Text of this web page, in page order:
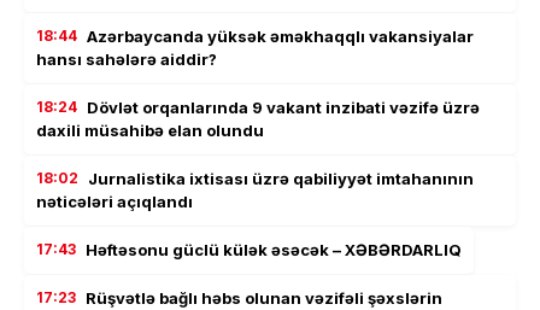
18:44 Azərbaycanda yüksək əməkhaqqlı vakansiyalar
hansı sahələrə aiddir?
18:24 Dövlət orqanlarında 9 vakant inzibati vəzifə üzrə
daxili müsahibə elan olundu
18:02
Jurnalistika ixtisası üzrə qabiliyyət imtahanının
nəticələri açıqlandı
17:43 Həftəsonu güclü külək əsəcək – XƏBƏRDARLIQ
17:23 Rüşvətlə bağlı həbs olunan vəzifəli şəxslərin